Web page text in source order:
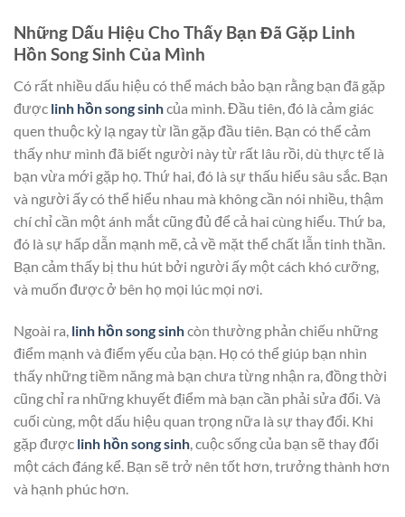
Những Dấu Hiệu Cho Thấy Bạn Đã Gặp Linh
Hồn Song Sinh Của Mình
Có rất nhiều dấu hiệu có thể mách bảo bạn rằng bạn đã gặp
được linh hồn song sinhcủa mình. Đầu tiên, đó là cảm giác
quen thuộc kỳ lạ ngay từ lần gặp đầu tiên. Bạn có thể cảm
thấy như mình đã biết người này từ rất lâu rồi, dù thực tế là
bạn vừa mới gặp họ. Thứ hai, đó là sự thấu hiểu sâu sắc. Bạn
và người ấy có thể hiểu nhau mà không cần nói nhiều, thậm
chí chỉ cần một ánh mắt cũng đủ để cả hai cùng hiểu. Thứ ba,
đó là sự hấp dẫn mạnh mẽ, cả về mặt thể chất lẫn tinh thần.
Bạn cảm thấy bị thu hút bởi người ấy một cách khó cưỡng,
và muốn được ở bên họ mọi lúc mọi nơi.
Ngoài ra, linh hồn song sinhcòn thường phản chiếu những
điểm mạnh và điểm yếu của bạn. Họ có thể giúp bạn nhìn
thấy những tiềm năng mà bạn chưa từng nhận ra, đồng thời
cũng chỉ ra những khuyết điểm mà bạn cần phải sửa đổi. Và
cuối cùng, một dấu hiệu quan trọng nữa là sự thay đổi. Khi
gặp được linh hồn song sinh , cuộc sống của bạn sẽ thay đổi
một cách đáng kể. Bạn sẽ trở nên tốt hơn, trưởng thành hơn
và hạnh phúc hơn.